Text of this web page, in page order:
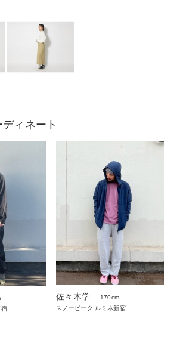
ィネート
宿
佐々木学
170cm
スノーピーク ルミネ新宿